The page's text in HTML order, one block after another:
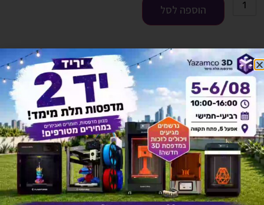
הוספה לסל
להורדת מפרט טכני לחץ כאן
תיאור מוצר
מפרט טכני
אחריות ושירות